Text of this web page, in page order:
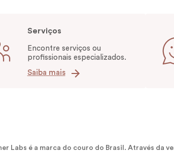
Serviços
Encontre serviços ou
profissionais especializados.
Saiba mais
Labs é a marca do couro do Brasil. Através da